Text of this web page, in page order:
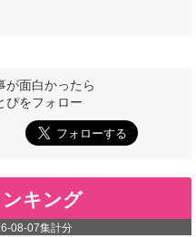
が面白かったら
ぴをフォロー
キング
08-07集計分